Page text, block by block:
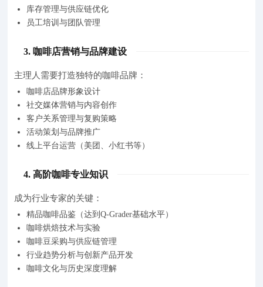
库存管理与供应链优化
员工培训与团队管理
3. 咖啡店营销与品牌建设
主理人需要打造独特的咖啡品牌：
咖啡店品牌形象设计
社交媒体营销与内容创作
客户关系管理与复购策略
活动策划与品牌推广
线上平台运营（美团、小红书等）
4. 高阶咖啡专业知识
成为行业专家的关键：
精品咖啡品鉴（达到Q-Grader基础水平）
咖啡烘焙技术与实验
咖啡豆采购与供应链管理
行业趋势分析与创新产品开发
咖啡文化与历史深度理解